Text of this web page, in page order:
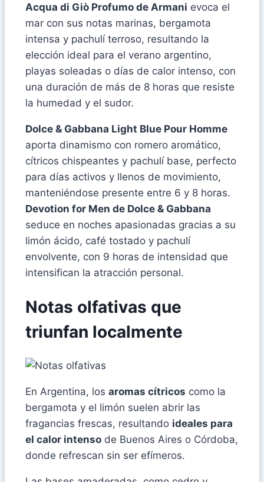
Acqua di Giò Profumo de Armani evoca el
mar con sus notas marinas, bergamota
intensa y pachulí terroso, resultando la
elección ideal para el verano argentino,
playas soleadas o días de calor intenso, con
una duración de más de 8 horas que resiste
la humedad y el sudor.
Dolce & Gabbana Light Blue Pour Homme
aporta dinamismo con romero aromático,
cítricos chispeantes y pachulí base, perfecto
para días activos y llenos de movimiento,
manteniéndose presente entre 6 y 8 horas.
Devotion for Men de Dolce & Gabbana
seduce en noches apasionadas gracias a su
limón ácido, café tostado y pachulí
envolvente, con 9 horas de intensidad que
intensifican la atracción personal.
Notas olfativas que
triunfan localmente
En Argentina, los aromas cítricos como la
bergamota y el limón suelen abrir las
fragancias frescas, resultando ideales para
el calor intenso de Buenos Aires o Córdoba,
donde refrescan sin ser efímeros.